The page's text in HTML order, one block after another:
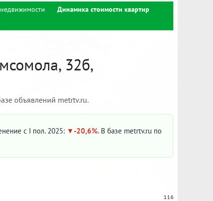
Динамика стоимости квартир
32б,
объявлений metrtv.ru.
с I пол. 2025: -20,6%. В базе metrtv.ru по
116 250